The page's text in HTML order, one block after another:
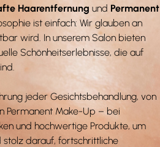
Haarentfernung und Permanent
ist einfach: Wir glauben an
wird. In unserem Salon bieten
Schönheitserlebnisse, die auf
jeder Gesichtsbehandlung, von
Permanent Make-Up – bei
und hochwertige Produkte, um
stolz darauf, fortschrittliche